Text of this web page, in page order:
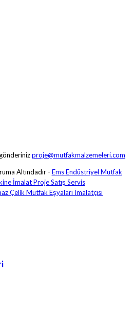
proje@mutfakmalzemeleri.com
Altındadır - Ems Endüstriyel Mutfak
İmalat Proje Satış Servis